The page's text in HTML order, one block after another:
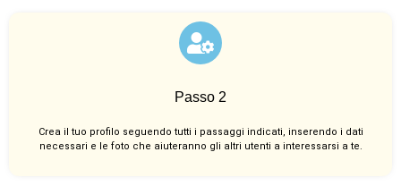
Passo 2
Crea il tuo profilo seguendo tutti i passaggi indicati, inserendo i dati
necessari e le foto che aiuteranno gli altri utenti a interessarsi a te.